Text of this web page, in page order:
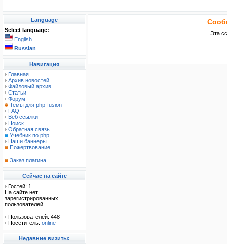
Language
Select language:
English
Russian
Навигация
Главная
Архив новостей
Файловый архив
Статьи
Форум
Темы для php-fusion
FAQ
Веб ссылки
Поиск
Обратная связь
Учебник по php
Наши баннеры
Пожертвование
Заказ плагина
Сейчас на сайте
Гостей: 1
На сайте нет
зарегистрированных
пользователей
Пользователей: 448
Посетитель: online
Недавние визиты:
Эта